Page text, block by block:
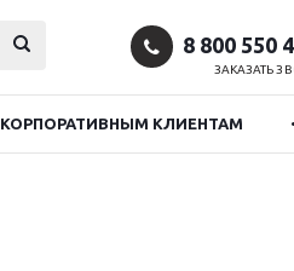
8 800 550
ЗАКАЗАТЬ
КОРПОРАТИВНЫМ КЛИЕНТАМ